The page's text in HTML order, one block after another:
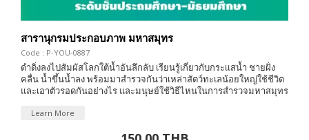
สารานุกรมประกอบภาพ มหาสมุทร
Code : P-YOU-0887
ดำดิ่งลงไปสัมผัสโลกใต้น้ำอันลึกลับ เรียนรู้เกี่ยวกับกระเเสน้ำ ชายฝั่ง
คลื่น น้ำขึ้นน้ำลง พร้อมมาสำรวจกันว่าเหล่าสัตว์ทะเลน้อยใหญ่ใช้ชีวิต
และเอาตัวรอดกันอย่างไร และมนุษย์ใช้วิธีไหนในการสำรวจมหาสมุทร
Learn More